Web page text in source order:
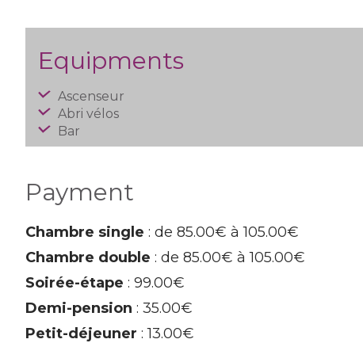
Equipments
Ascenseur
Abri vélos
Bar
Payment
Chambre single : de 85.00€ à 105.00€
Chambre double : de 85.00€ à 105.00€
Soirée-étape : 99.00€
Demi-pension : 35.00€
Petit-déjeuner : 13.00€